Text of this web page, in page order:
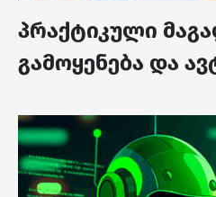
პრაქტიკული
გამოყენება და